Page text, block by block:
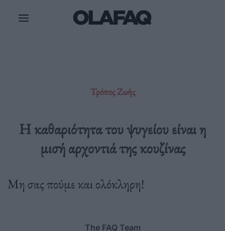
Τρόπος Ζωής
Η καθαριότητα του ψυγείου είναι η
μισή αρχοντιά της κουζίνας
Μη σας πούμε και ολόκληρη!
The FAQ Team